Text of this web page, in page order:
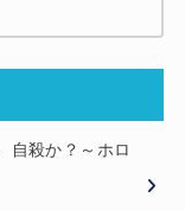
自殺か？～ホロ